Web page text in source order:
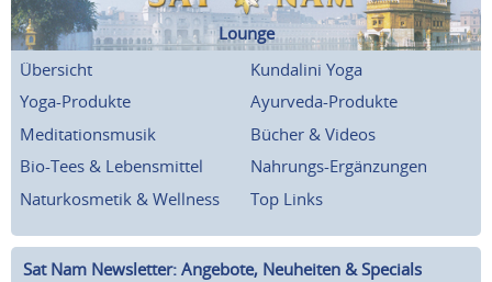
Lounge
Übersicht
Kundalini Yoga
Yoga-Produkte
Ayurveda-Produkte
Meditationsmusik
Bücher & Videos
Bio-Tees & Lebensmittel
Nahrungs-Ergänzungen
Naturkosmetik & Wellness
Top Links
Sat Nam Newsletter: Angebote, Neuheiten & Specials